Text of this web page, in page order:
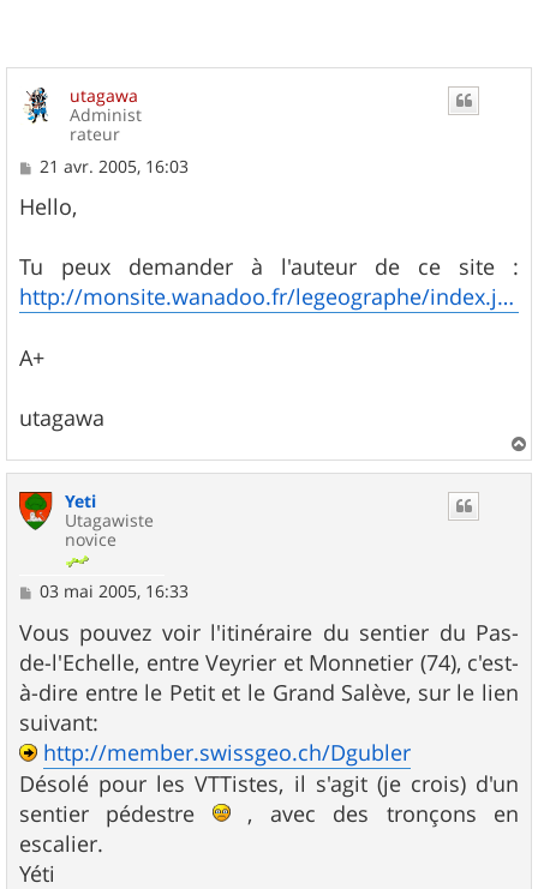
utagawa
Administ
rateur
M
s
s
g
e
21 avr. 2005, 16:03
Hello,
Tu peux demander à l'auteur de ce site :
http://monsite.wanadoo.fr/legeographe/index.jhtml
A+
utagawa
a
Yeti
Utagawiste
novice
M
s
s
a
g
e
03 mai 2005, 16:33
Vous pouvez voir l'itinéraire du sentier du Pas-
de-l'Echelle, entre Veyrier et Monnetier (74), c'est-
à-dire entre le Petit et le Grand Salève, sur le lien
suivant:
http://member.swissgeo.ch/Dgubler
Désolé pour les VTTistes, il s'agit (je crois) d'un
sentier pédestre
, avec des tronçons en
escalier.
Yéti